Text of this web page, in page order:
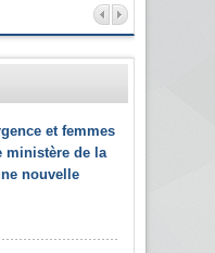
et femmes
ministère de la
nouvelle